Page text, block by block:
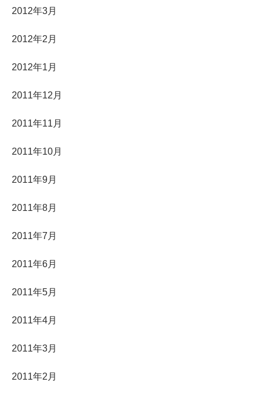
2012年3月
2012年2月
2012年1月
2011年12月
2011年11月
2011年10月
2011年9月
2011年8月
2011年7月
2011年6月
2011年5月
2011年4月
2011年3月
2011年2月